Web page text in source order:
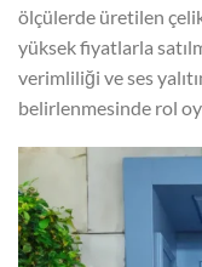
ölçülerde üretilen
yüksek fiyatlarla
verimliliği ve ses
belirlenmesinde rol